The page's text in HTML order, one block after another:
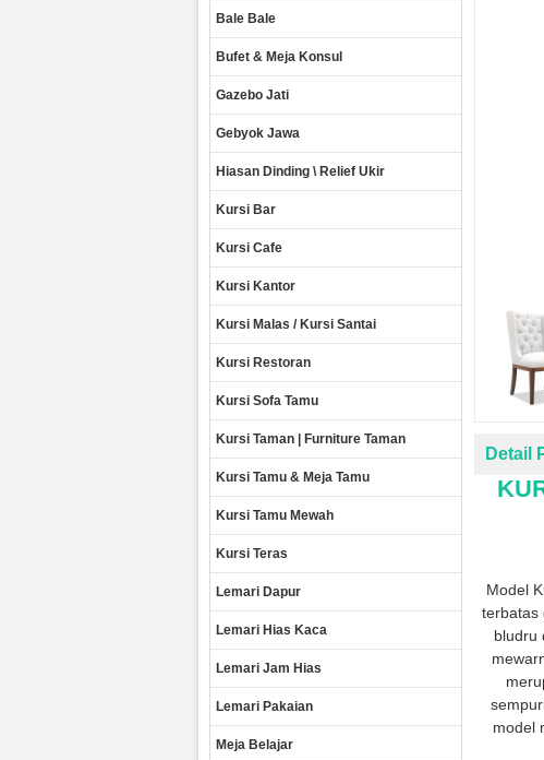
Detail
Model
terbatas
bludru
model
Bale Bale
Bufet & Meja Konsul
Gazebo Jati
Gebyok Jawa
Hiasan Dinding \ Relief Ukir
Kursi Bar
Kursi Cafe
Kursi Kantor
Kursi Malas / Kursi Santai
Kursi Restoran
Kursi Sofa Tamu
Kursi Taman | Furniture Taman
Kursi Tamu & Meja Tamu
Kursi Tamu Mewah
Kursi Teras
Lemari Dapur
Lemari Hias Kaca
Lemari Jam Hias
Lemari Pakaian
Meja Belajar